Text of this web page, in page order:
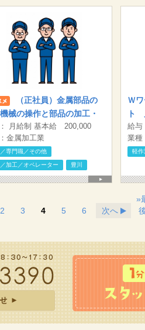
ら
式
（正社員）金属部品の
械の操作と部品の加工・
お仕事 豊川市
月給制 基本給 200,000
円 皆勤手当 3,000円/
手当規定支給 ※試用期間3
用期間中の労働条件：時給
円～
金属加工業
専門職／その他
加工／オペレーター 豊川
Ｗ
ト
給与
業種
産業
派遣
職
軽作
2 3 4 5 6 次へ
»